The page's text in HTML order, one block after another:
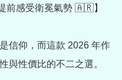
前感受衛冕氣勢 🇦🇷】
信仰，而這款 2026 年作
與性價比的不二之選。